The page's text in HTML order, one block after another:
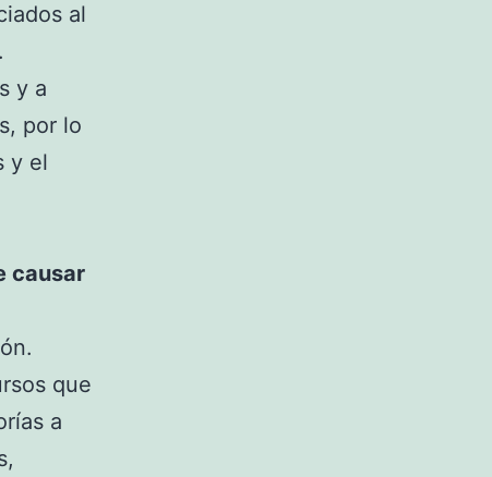
al
y a
por lo
y el
causar
que
a